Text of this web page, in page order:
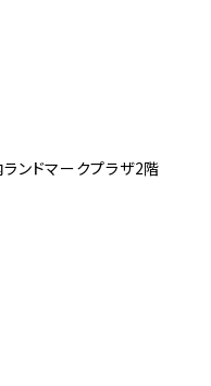
ンドマークプラザ2階